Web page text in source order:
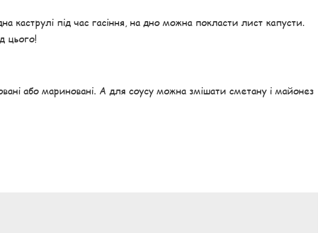
каструлі під час гасіння, на дно можна покласти лист капусти.
цього!
або мариновані. А для соусу можна змішати сметану і майонез